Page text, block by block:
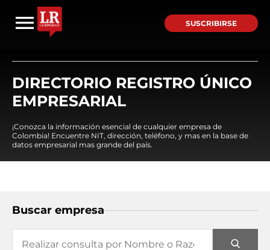
SUSCRIBIRSE
DIRECTORIO REGISTRO ÚNICO
EMPRESARIAL
¡Conozca la información esencial de cualquier empresa de
Colombia! Encuentre NIT, dirección, teléfono, y mas en la base de
datos empresarial mas grande del país.
Buscar empresa